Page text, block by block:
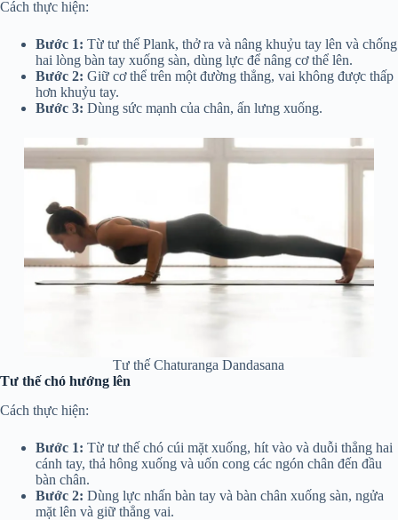
Cách thực hiện:
Bước 1: Từ tư thế Plank, thở ra và nâng khuỷu tay lên và chống
hai lòng bàn tay xuống sàn, dùng lực để nâng cơ thể lên.
Bước 2: Giữ cơ thể trên một đường thẳng, vai không được thấp
hơn khuỷu tay.
Bước 3: Dùng sức mạnh của chân, ấn lưng xuống.
Tư thế Chaturanga Dandasana
Tư thế chó hướng lên
Cách thực hiện:
Bước 1: Từ tư thế chó cúi mặt xuống, hít vào và duỗi thẳng hai
cánh tay, thả hông xuống và uốn cong các ngón chân đến đầu
bàn chân.
Bước 2: Dùng lực nhấn bàn tay và bàn chân xuống sàn, ngửa
mặt lên và giữ thẳng vai.